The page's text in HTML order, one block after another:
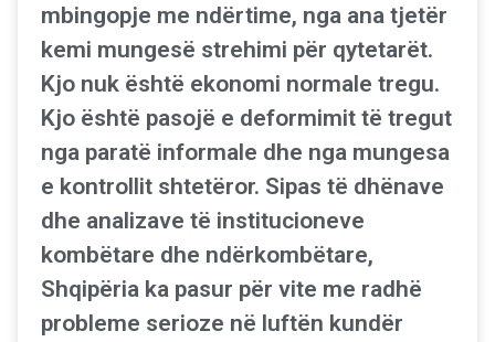
mbingopje me ndërtime, nga ana tjetër
kemi mungesë strehimi për qytetarët.
Kjo nuk është ekonomi normale tregu.
Kjo është pasojë e deformimit të tregut
nga paratë informale dhe nga mungesa
e kontrollit shtetëror. Sipas të dhënave
dhe analizave të institucioneve
kombëtare dhe ndërkombëtare,
Shqipëria ka pasur për vite me radhë
probleme serioze në luftën kundër